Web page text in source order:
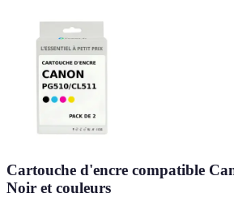
Cartouche d'encre compatible
Noir et couleurs